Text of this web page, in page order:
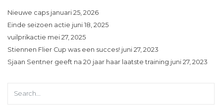
Nieuwe caps januari 25, 2026
Einde seizoen actie juni 18, 2025
vuilprikactie mei 27, 2025
Stiennen Flier Cup was een succes! juni 27, 2023
Sjaan Sentner geeft na 20 jaar haar laatste training juni 27, 2023